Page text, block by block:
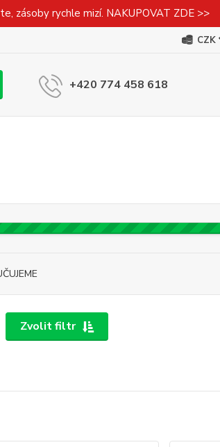
zásoby rychle mizí. NAKUPOVAT ZDE >>
CZK
+420 774 458 618
Zvolit filtr